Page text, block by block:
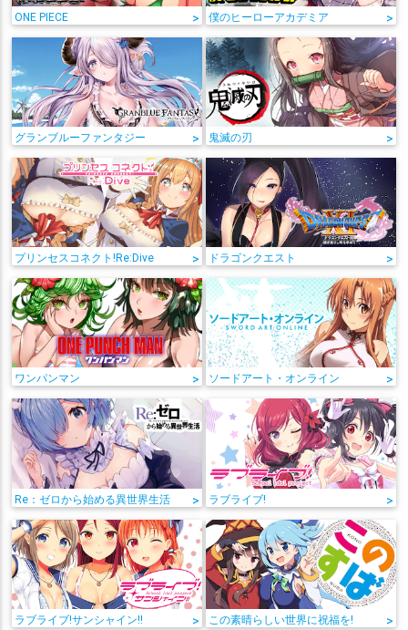
ONE PIECE > 僕のヒーローアカデミア >
グランブルーファンタジー > 鬼滅の刃 >
プリンセスコネクト!Re:Dive > ドラゴンクエスト >
ワンパンマン > ソードアート・オンライン >
Re：ゼロから始める異世界生活 > ラブライブ! >
ラブライブ!サンシャイン!! > この素晴らしい世界に祝福を! >